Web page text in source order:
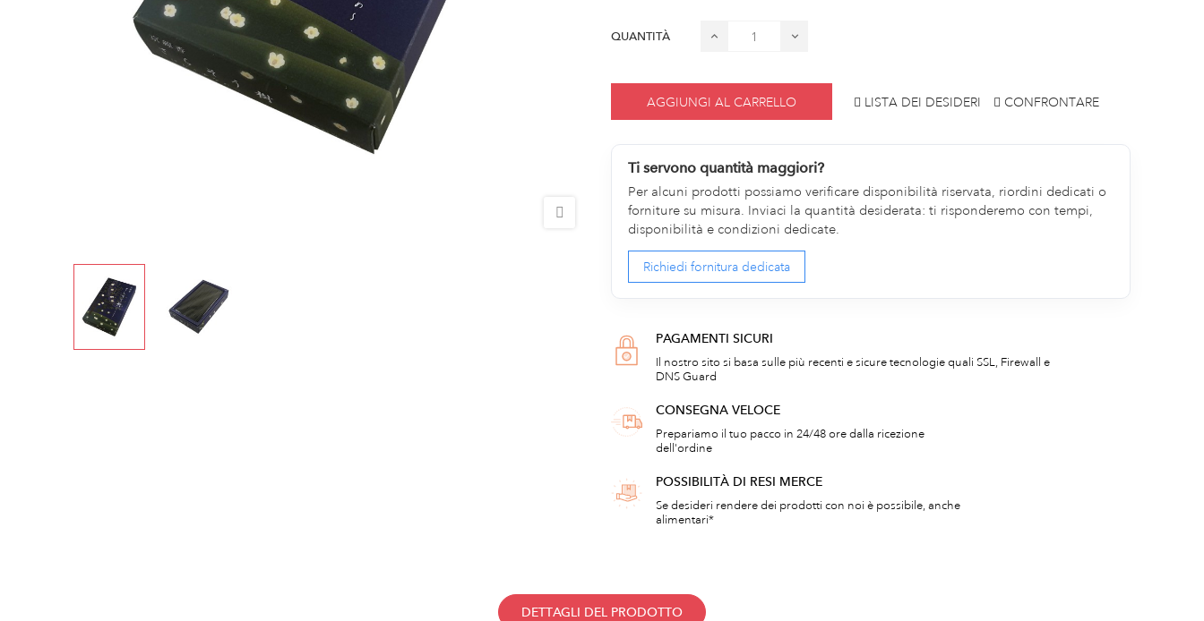
QUANTITÀ
AGGIUNGI AL CARRELLO LISTA DEI DESIDERI CONFRONTARE
Ti servono quantità maggiori?
Per alcuni prodotti possiamo verificare disponibilità riservata, riordini dedicati o
forniture su misura. Inviaci la quantità desiderata: ti risponderemo con tempi,
disponibilità e condizioni dedicate.
Richiedi fornitura dedicata
PAGAMENTI SICURI
Il nostro sito si basa sulle più recenti e sicure tecnologie quali SSL, Firewall e
DNS Guard
CONSEGNA VELOCE
Prepariamo il tuo pacco in 24/48 ore dalla ricezione
dell'ordine
POSSIBILITÀ DI RESI MERCE
Se desideri rendere dei prodotti con noi è possibile, anche
alimentari*
DETTAGLI DEL PRODOTTO